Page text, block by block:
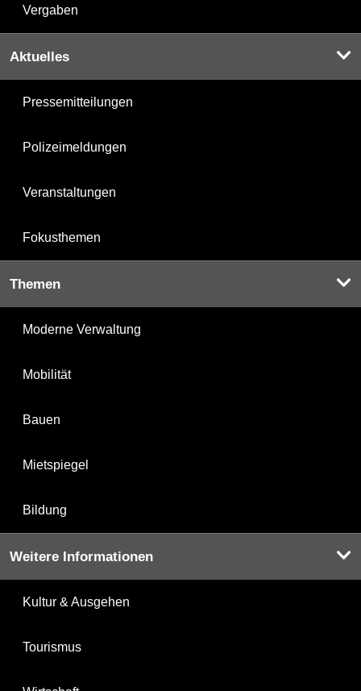
Vergaben
Aktuelles
Pressemitteilungen
Polizeimeldungen
Veranstaltungen
Fokusthemen
Themen
Moderne Verwaltung
Mobilität
Bauen
Mietspiegel
Bildung
Weitere Informationen
Kultur & Ausgehen
Tourismus